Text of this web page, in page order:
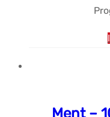
Ment –